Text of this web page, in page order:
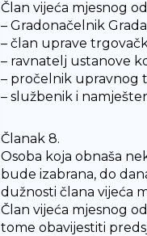
Član vijeća mjesnog
– Gradonačelnik
– član uprave
– ravnatelj ustanove
– pročelnik upravnog
– službenik i
Članak 8.
Osoba koja obnaša
bude izabrana, do
dužnosti člana vijeća
Član vijeća mjesnog
tome obavijestiti